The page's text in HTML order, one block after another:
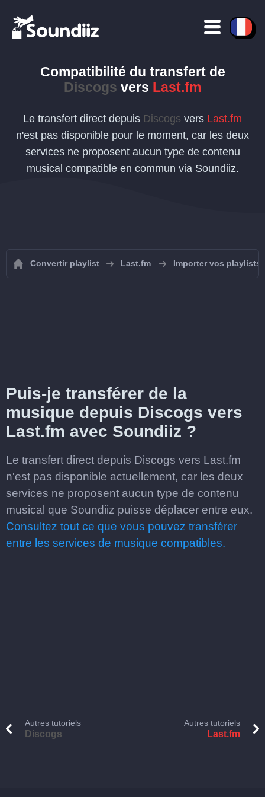
Compatibilité du transfert de
Discogs vers Last.fm
Le transfert direct depuis Discogs vers Last.fm
n'est pas disponible pour le moment, car les deux
services ne proposent aucun type de contenu
musical compatible en commun via Soundiiz.
Convertir playlist Last.fm Importer vos playlists
Puis-je transférer de la
musique depuis Discogs vers
Last.fm avec Soundiiz ?
Le transfert direct depuis Discogs vers Last.fm
n'est pas disponible actuellement, car les deux
services ne proposent aucun type de contenu
musical que Soundiiz puisse déplacer entre eux.
Consultez tout ce que vous pouvez transférer
entre les services de musique compatibles.
Autres tutoriels
Discogs
Autres tutoriels
Last.fm